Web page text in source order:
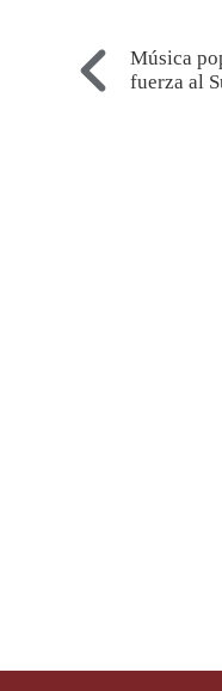
Música
fuerza al